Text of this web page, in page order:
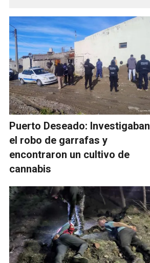
Puerto Deseado: Investigaban
el robo de garrafas y
encontraron un cultivo de
cannabis